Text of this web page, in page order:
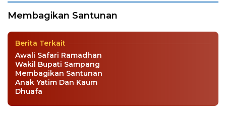
Membagikan Santunan
Santunan Anak Yatim Dan Kaum Dhuafa
Sampang|7 April 2022
Berita Terkait
Awali Safari Ramadhan
Wakil Bupati Sampang
Membagikan Santunan
Anak Yatim Dan Kaum
Dhuafa